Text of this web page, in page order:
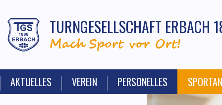
TURNGESELLSCHAFT ERBACH
Mach Sport vor Ort!
AKTUELLES VEREIN PERSONELLES